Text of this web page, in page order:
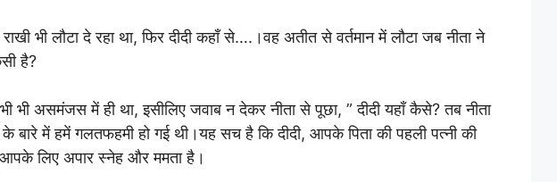
भी लौटा दे रहा था, फिर दीदी कहाँ से….।वह अतीत से वर्तमान में लौटा जब नीता ने
है?
असमंजस में ही था, इसीलिए जवाब न देकर नीता से पूछा, ” दीदी यहाँ कैसे? तब नीता
बारे में हमें गलतफहमी हो गई थी।यह सच है कि दीदी, आपके पिता की पहली पत्नी की
लिए अपार स्नेह और ममता है।